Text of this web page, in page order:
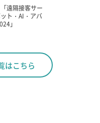
遠隔接客サー
ト・AI・アバ
」
はこちら